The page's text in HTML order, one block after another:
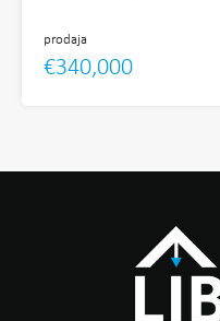
prodaja
€340,000